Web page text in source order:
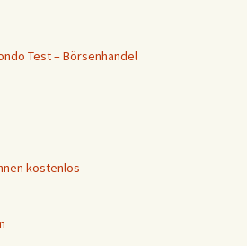
Test – Börsenhandel
kostenlos